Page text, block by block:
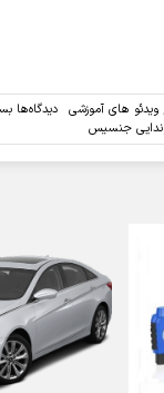
, ویدئو های آموزشی دیدگاه‌ها
ی
جنسیس